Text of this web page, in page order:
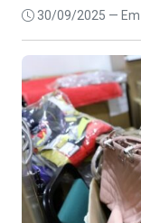
30/09/2025 —